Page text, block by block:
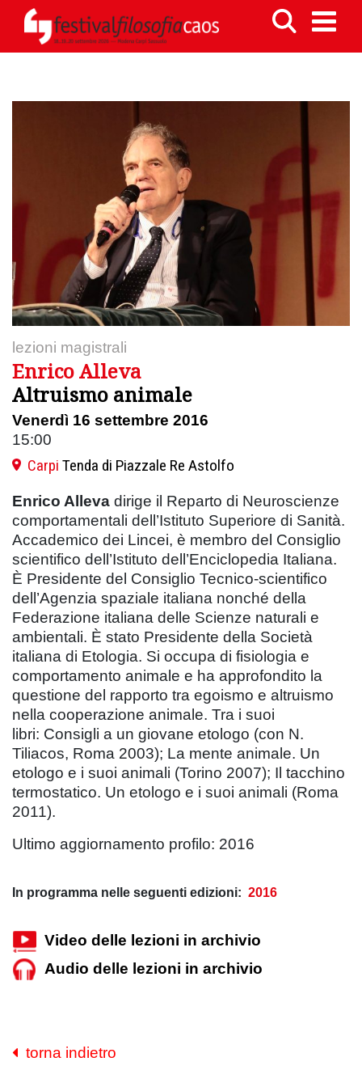
lezioni magistrali
Enrico Alleva
Altruismo animale
Venerdì 16 settembre 2016
15:00
Carpi Tenda di Piazzale Re Astolfo
Enrico Alleva dirige il Reparto di Neuroscienze
comportamentali dell’Istituto Superiore di Sanità.
Accademico dei Lincei, è membro del Consiglio
scientifico dell’Istituto dell’Enciclopedia Italiana.
È Presidente del Consiglio Tecnico-scientifico
dell’Agenzia spaziale italiana nonché della
Federazione italiana delle Scienze naturali e
ambientali. È stato Presidente della Società
italiana di Etologia. Si occupa di fisiologia e
comportamento animale e ha approfondito la
questione del rapporto tra egoismo e altruismo
nella cooperazione animale. Tra i suoi
libri: Consigli a un giovane etologo (con N.
Tiliacos, Roma 2003); La mente animale. Un
etologo e i suoi animali (Torino 2007); Il tacchino
termostatico. Un etologo e i suoi animali (Roma
2011).
Ultimo aggiornamento profilo: 2016
In programma nelle seguenti edizioni: 2016
Video delle lezioni in archivio
Audio delle lezioni in archivio
torna indietro